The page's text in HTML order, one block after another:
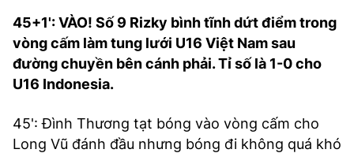
45+1': VÀO! Số 9 Rizky bình tĩnh dứt điểm trong
vòng cấm làm tung lưới U16 Việt Nam sau
đường chuyền bên cánh phải. Tỉ số là 1-0 cho
U16 Indonesia.
45': Đình Thương tạt bóng vào vòng cấm cho
Long Vũ đánh đầu nhưng bóng đi không quá khó